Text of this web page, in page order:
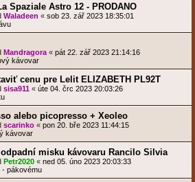
Spaziale Astro 12 - PRODANO
Waladeen « sob 23. zář 2023 18:35:01
Mandragora « pát 22. zář 2023 21:14:16
kávovar
cenu pre Lelit ELIZABETH PL92T
sisa911 « úte 04. črc 2023 20:03:26
alebo picopresso + Xeoleo
scarinko « pon 20. bře 2023 11:44:15
kávovar
misku kávovaru Rancilo Silvia
Petr2020 « ned 05. úno 2023 20:03:33
pákovému